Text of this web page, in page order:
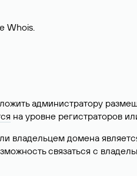
Whois.
администратору
на уровне регистраторов
владельцем домена
связаться с